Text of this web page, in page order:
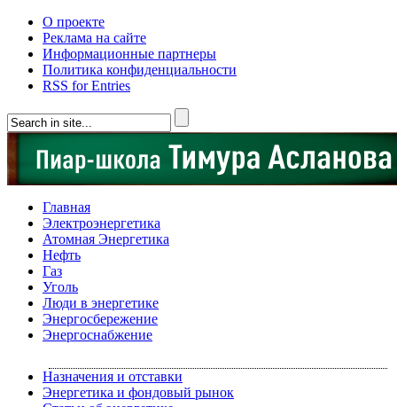
О проекте
Реклама на сайте
Информационные партнеры
Политика конфиденциальности
RSS for Entries
Главная
Электроэнергетика
Атомная Энергетика
Нефть
Газ
Уголь
Люди в энергетике
Энергосбережение
Энергоснабжение
Назначения и отставки
Энергетика и фондовый рынок